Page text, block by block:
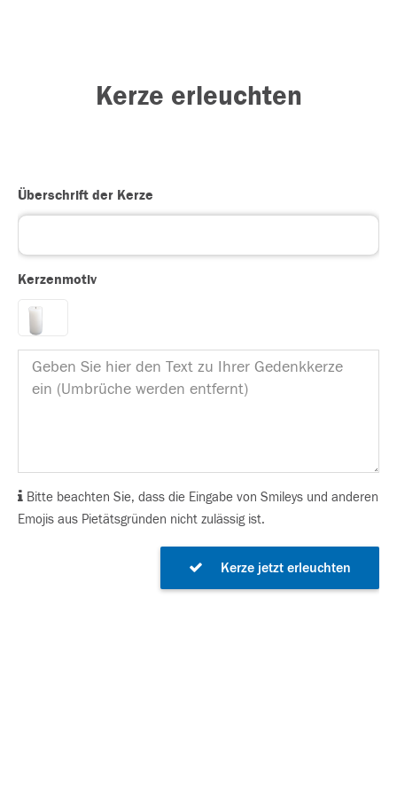
Kerze erleuchten
Überschrift der Kerze
Kerzenmotiv
Bitte beachten Sie, dass die Eingabe von Smileys und anderen
Emojis aus Pietätsgründen nicht zulässig ist.
Kerze jetzt erleuchten